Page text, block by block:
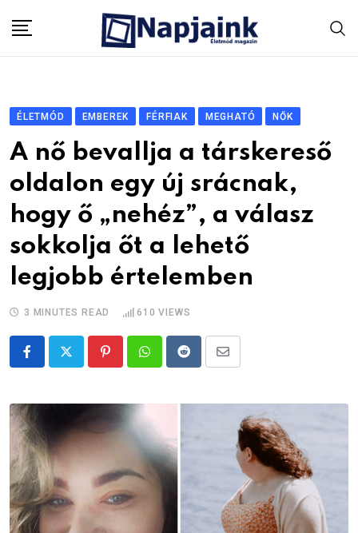
ÉLETMÓD EMBEREK FÉRFIAK MEGHATÓ NŐK
A nő bevallja a társkereső
oldalon egy új srácnak,
hogy ő „nehéz”, a válasz
sokkolja őt a lehető
legjobb értelemben
3 MINUTES READ 610 VIEWS
PinterestWhatsappRedditShare
Email